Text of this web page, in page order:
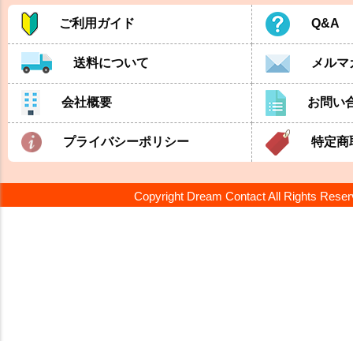
ご利用ガイド Q&A
送料について メル
会社概要 お問い
プライバシーポリシー 特定商
Copyright Dream Contact All Rights